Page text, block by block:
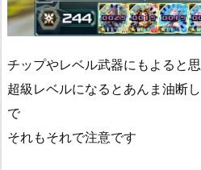
チップやレベル武器にもよると
超級レベルになるとあんま油断
で
それもそれで注意です